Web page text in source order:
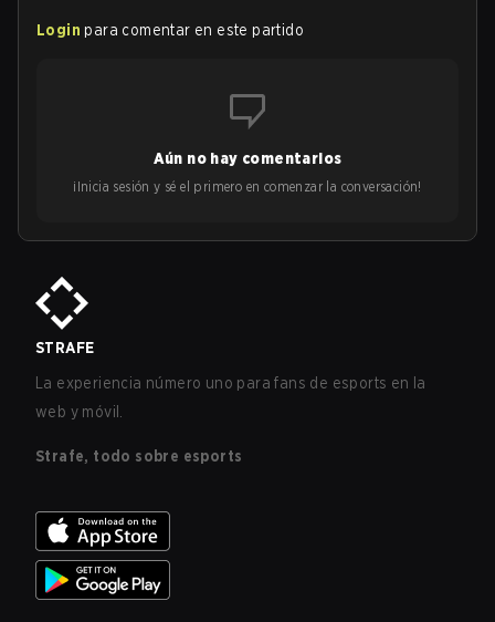
Login para comentar en este partido
Aún no hay comentarios
¡Inicia sesión y sé el primero en comenzar la conversación!
STRAFE
La experiencia número uno para fans de esports en la
web y móvil.
Strafe, todo sobre esports